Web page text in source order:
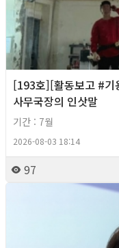
[193호][활동보고 #기
사무국장의 인삿말
기간 : 7월
2026-08-03 18:14
97